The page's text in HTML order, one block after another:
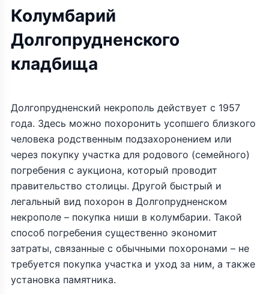
Колумбарий
Долгопрудненского
кладбища
Долгопрудненский некрополь действует с 1957
года. Здесь можно похоронить усопшего близкого
человека родственным подзахоронением или
через покупку участка для родового (семейного)
погребения с аукциона, который проводит
правительство столицы. Другой быстрый и
легальный вид похорон в Долгопрудненском
некрополе – покупка ниши в колумбарии. Такой
способ погребения существенно экономит
затраты, связанные с обычными похоронами – не
требуется покупка участка и уход за ним, а также
установка памятника.